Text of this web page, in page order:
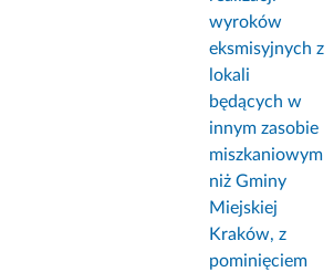
wyroków
eksmisyjnych z
lokali
będących w
innym zasobie
miszkaniowym
niż Gminy
Miejskiej
Kraków, z
pominięciem